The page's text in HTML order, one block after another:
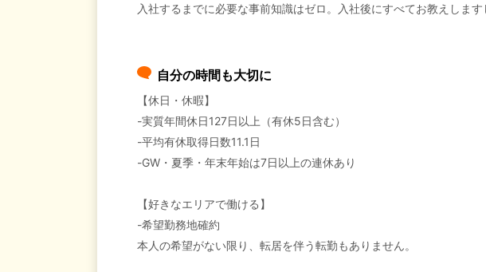
入社するまでに必要な事前知識はゼロ。入社後にすべてお教えしま
自分の時間も大切に
【休日・休暇】
-実質年間休日127日以上（有休5日含む）
-平均有休取得日数11.1日
-GW・夏季・年末年始は7日以上の連休あり
【好きなエリアで働ける】
-希望勤務地確約
本人の希望がない限り、転居を伴う転勤もありません。